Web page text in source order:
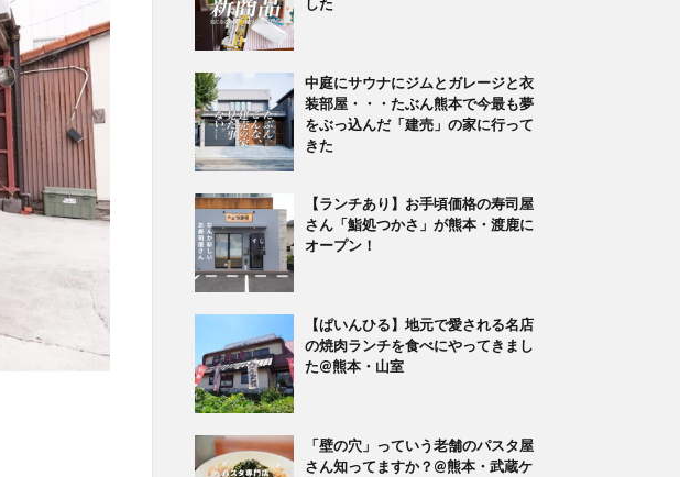
した
中庭にサウナにジムとガレージと衣
装部屋・・・たぶん熊本で今最も夢
をぶっ込んだ「建売」の家に行って
きた
【ランチあり】お手頃価格の寿司屋
さん「鮨処つかさ」が熊本・渡鹿に
オープン！
【ぱいんひる】地元で愛される名店
の焼肉ランチを食べにやってきまし
た@熊本・山室
「壁の穴」っていう老舗のパスタ屋
さん知ってますか？@熊本・武蔵ケ